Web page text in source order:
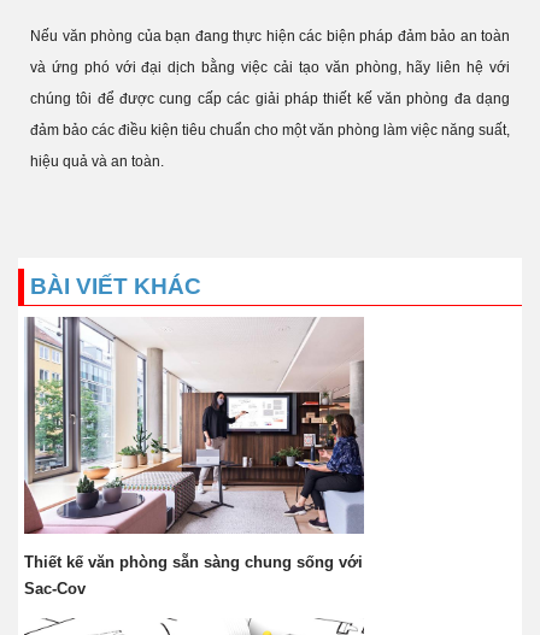
Nếu văn phòng của bạn đang thực hiện các biện pháp đảm bảo an toàn
và ứng phó với đại dịch bằng việc cải tạo văn phòng, hãy liên hệ với
chúng tôi để được cung cấp các giải pháp thiết kế văn phòng đa dạng
đảm bảo các điều kiện tiêu chuẩn cho một văn phòng làm việc năng suất,
hiệu quả và an toàn.
BÀI VIẾT KHÁC
Thiết kế văn phòng sẵn sàng chung sống với
Sac-Cov